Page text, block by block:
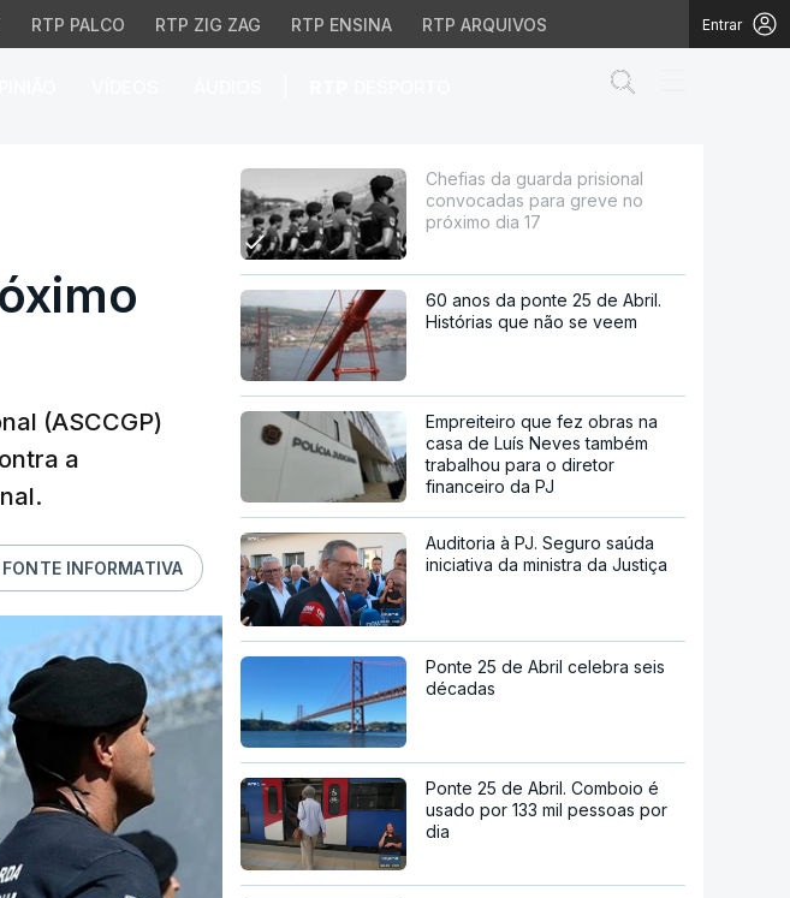
RTP PALCO RTP ZIG ZAG RTP ENSINA RTP ARQUIVOS Entrar
para greve no próximo
(ASCCGP)
a
INFORMATIVA
Chefias da guarda prisional
convocadas para greve no
próximo dia 17
60 anos da ponte 25 de Abril.
Histórias que não se veem
Empreiteiro que fez obras na
casa de Luís Neves também
trabalhou para o diretor
financeiro da PJ
Auditoria à PJ. Seguro saúda
iniciativa da ministra da Justiça
Ponte 25 de Abril celebra seis
décadas
Ponte 25 de Abril. Comboio é
usado por 133 mil pessoas por
dia